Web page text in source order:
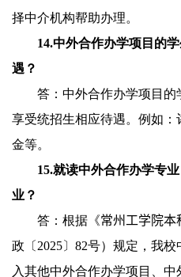
择中介机构帮助办理。
14.中外合作办学项目的
遇？
答：中外合作办学项目的
享受统招生相应待遇。例如
金等。
15.就读中外合作办学专
业？
答：根据《常州工学院本
政〔 2025〕 82号）规定，我校
入其他中外合作办学项目、